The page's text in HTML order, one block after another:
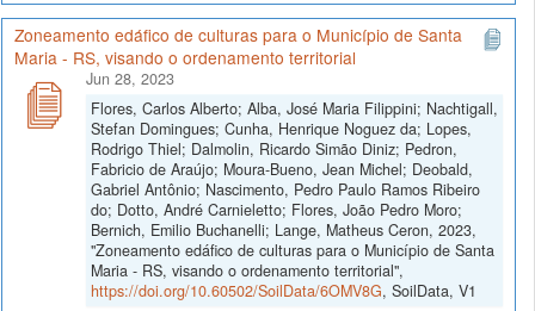
Zoneamento edáfico de culturas para o Município de Santa
Maria - RS, visando o ordenamento territorial
Jun 28, 2023
Flores, Carlos Alberto; Alba, José Maria Filippini; Nachtigall,
Stefan Domingues; Cunha, Henrique Noguez da; Lopes,
Rodrigo Thiel; Dalmolin, Ricardo Simão Diniz; Pedron,
Fabricio de Araújo; Moura-Bueno, Jean Michel; Deobald,
Gabriel Antônio; Nascimento, Pedro Paulo Ramos Ribeiro
do; Dotto, André Carnieletto; Flores, João Pedro Moro;
Bernich, Emilio Buchanelli; Lange, Matheus Ceron, 2023,
"Zoneamento edáfico de culturas para o Município de Santa
Maria - RS, visando o ordenamento territorial",
https://doi.org/10.60502/SoilData/6OMV8G, SoilData, V1